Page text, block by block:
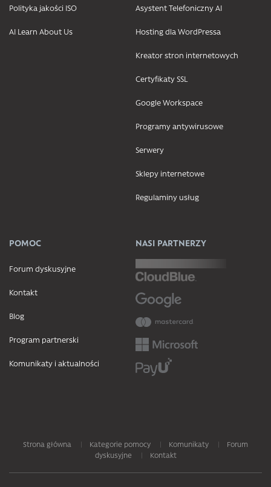
Polityka jakości ISO
AI Learn About Us
Asystent Telefoniczny AI
Hosting dla WordPressa
Kreator stron internetowych
Certyfikaty SSL
Google Workspace
Programy antywirusowe
Serwery
Sklepy internetowe
Regulaminy usług
POMOC
Forum dyskusyjne
Kontakt
Blog
Program partnerski
Komunikaty i aktualności
NASI PARTNERZY
Strona główna Kategorie pomocy Komunikaty
Forum
dyskusyjne
Kontakt